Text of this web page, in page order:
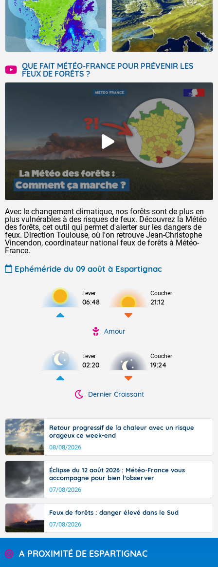
QUE FAIT MÉTÉO-FRANCE POUR PRÉVENIR LES
FEUX DE FORÊTS ?
Avec le changement climatique, nos forêts sont de plus en
plus vulnérables à des risques de feux. Découvrez la Météo
des forêts, cet outil qui permet d'alerter sur les dangers de
feux. Direction Toulouse, où l'on retrouve Jean-Christophe
Vincendon, coordinateur national feux de forêts à Météo-
France.
Ephéméride du 09 août à Espartignac
Lever
06:48
Coucher
21:12
Amour
Lever
02:20
Coucher
19:24
Dernier Croissant
Retour progressif de la chaleur avec un risque
orageux ce week-end
08/08/2026
Éclipse du 12 août 2026 : Météo-France vous
accompagne pour bien l'observer
07/08/2026
Feux de forêts : danger élevé dans le Sud
07/08/2026
A PROXIMITÉ DE ESPARTIGNAC